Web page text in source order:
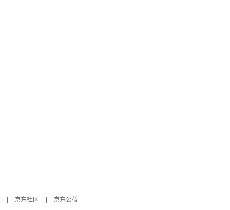
京东社区
京东公益